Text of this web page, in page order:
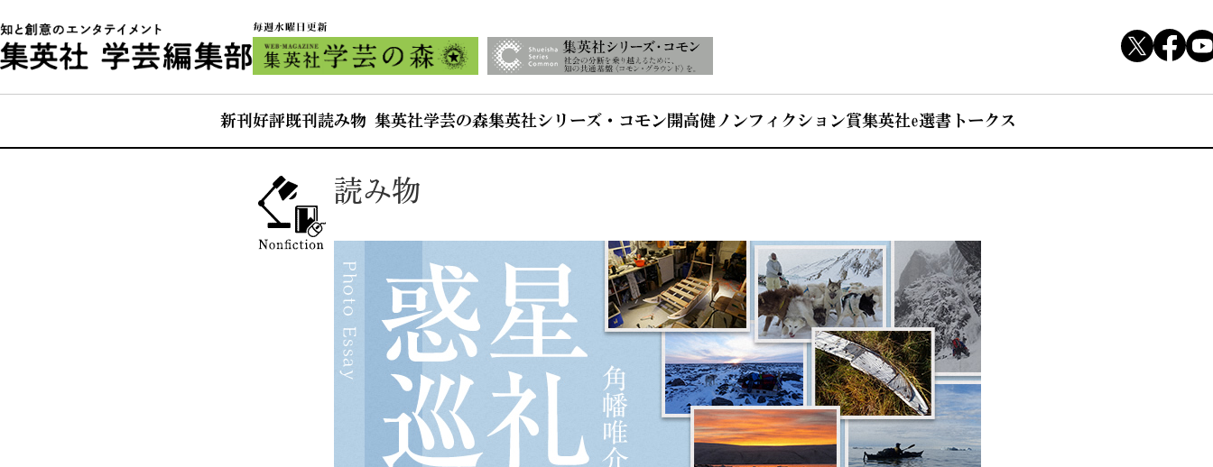
新刊 好評既刊 読み物 集英社学芸の森集英社シリーズ・コモン 開高健ノンフィクション賞集英社e選書トークス
読み物